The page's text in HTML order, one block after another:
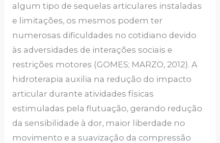
algum tipo de sequelas articulares instaladas
e limitações, os mesmos podem ter
numerosas dificuldades no cotidiano devido
às adversidades de interações sociais e
restrições motores (GOMES; MARZO, 2012). A
hidroterapia auxilia na redução do impacto
articular durante atividades físicas
estimuladas pela flutuação, gerando redução
da sensibilidade à dor, maior liberdade no
movimento e a suavização da compressão